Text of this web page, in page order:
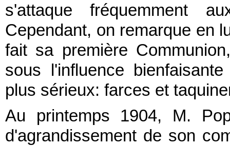
s'attaque fréquemment
Cependant, on remarque en
fait sa première
sous l'influence
plus sérieux: farces et
Au printemps 1904, M.
d'agrandissement de son